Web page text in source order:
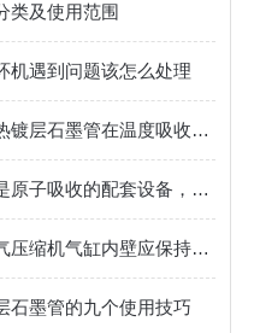
类及使用范围
机遇到问题该怎么处理
纵向加热镀层石墨管在温度吸收光程进样方式
雾化器是原子吸收的配套设备，原理如下
精密空气压缩机气缸内壁应保持清洁
石墨管的九个使用技巧